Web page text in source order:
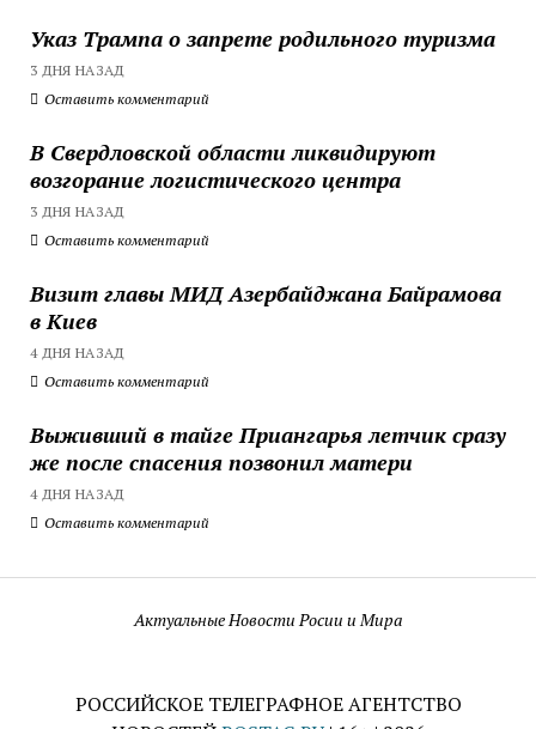
Указ Трампа о запрете родильного туризма
3 ДНЯ НАЗАД
Оставить комментарий
В Свердловской области ликвидируют
возгорание логистического центра
3 ДНЯ НАЗАД
Оставить комментарий
Визит главы МИД Азербайджана Байрамова
в Киев
4 ДНЯ НАЗАД
Оставить комментарий
Выживший в тайге Приангарья летчик сразу
же после спасения позвонил матери
4 ДНЯ НАЗАД
Оставить комментарий
Актуальные Новости Росии и Мира
РОССИЙСКОЕ ТЕЛЕГРАФНОЕ АГЕНТСТВО